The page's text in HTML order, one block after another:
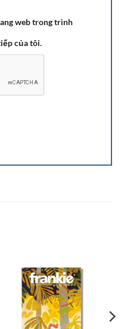
web trong trình
của tôi.